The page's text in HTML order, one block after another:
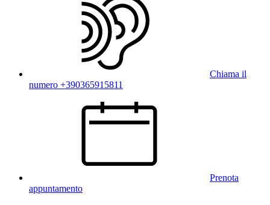
Chiama il
numero +390365915811
Prenota
appuntamento